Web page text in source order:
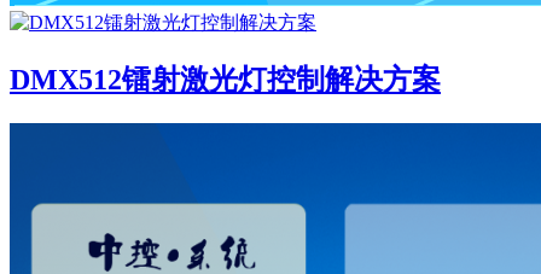
DMX512镭射激光灯控制解决方案